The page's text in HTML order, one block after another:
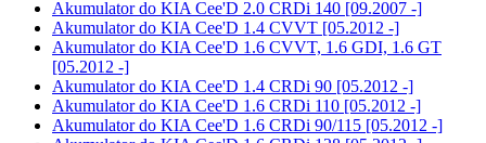
Akumulator do KIA Cee'D 2.0 CRDi 140 [09.2007 -]
Akumulator do KIA Cee'D 1.4 CVVT [05.2012 -]
Akumulator do KIA Cee'D 1.6 CVVT, 1.6 GDI, 1.6 GT
[05.2012 -]
Akumulator do KIA Cee'D 1.4 CRDi 90 [05.2012 -]
Akumulator do KIA Cee'D 1.6 CRDi 110 [05.2012 -]
Akumulator do KIA Cee'D 1.6 CRDi 90/115 [05.2012 -]